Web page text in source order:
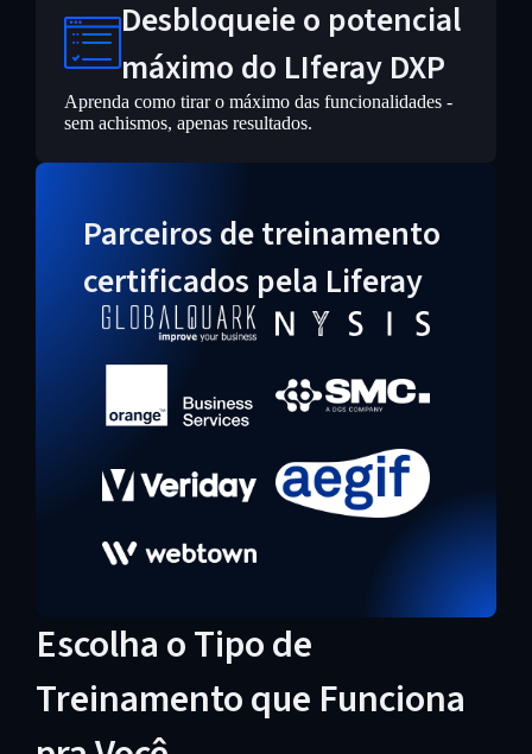
Desbloqueie o potencial
máximo do LIferay DXP
Aprenda como tirar o máximo das funcionalidades -
sem achismos, apenas resultados.
Parceiros de treinamento
certificados pela Liferay
Escolha o Tipo de
Treinamento que Funciona